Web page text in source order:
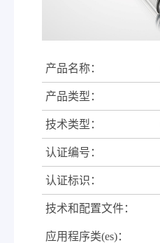
产品名称：
产品类型：
技术类型：
认证编号：
认证标识：
技术和配置文件：
应用程序类(es)：